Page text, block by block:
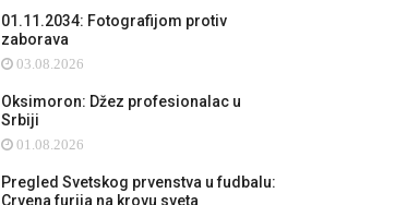
01.11.2034: Fotografijom protiv
zaborava
03.08.2026
Oksimoron: Džez profesionalac u
Srbiji
01.08.2026
Pregled Svetskog prvenstva u fudbalu:
Crvena furija na krovu sveta